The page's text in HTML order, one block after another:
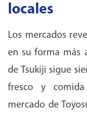
locales
Los mercados
en su forma más
de Tsukiji sigue
fresco y
mercado de